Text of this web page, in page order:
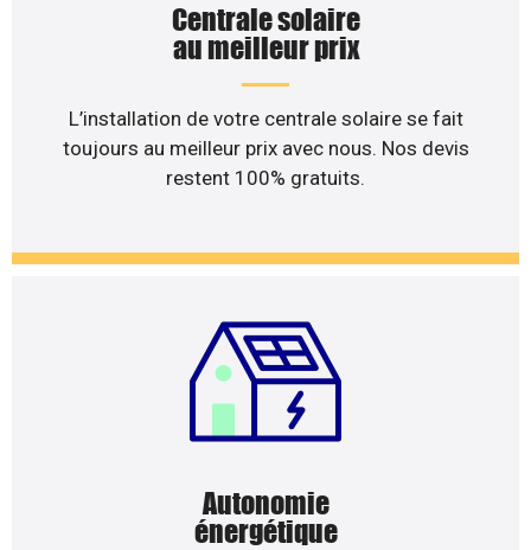
Centrale solaire
au meilleur prix
L’installation de votre centrale solaire se fait
toujours au meilleur prix avec nous. Nos devis
restent 100% gratuits.
Autonomie
énergétique